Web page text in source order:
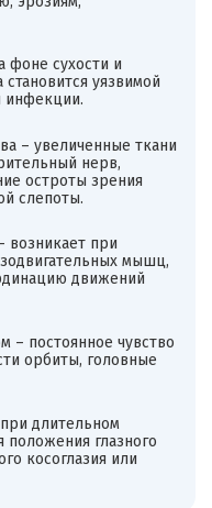
сухости и
уязвимой
инфекции.
– увеличенные ткани
нерв,
остроты зрения
слепоты.
возникает при
мышц,
движений
– постоянное чувство
орбиты, головные
длительном
глазного
косоглазия или